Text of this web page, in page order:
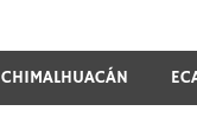
CHIMALHUACÁN